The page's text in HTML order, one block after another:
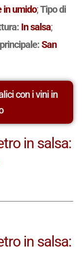
in umido;Tipo di
In salsa;
San
con i vini in
in salsa:
in salsa: